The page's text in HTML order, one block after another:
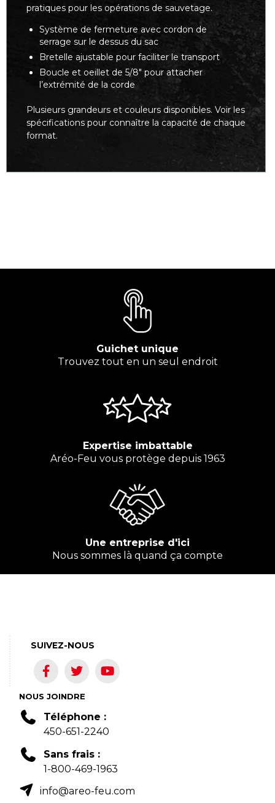
pratiques pour les opérations de sauvetage.
Système de fermeture avec cordon de
serrage sur le dessus du sac
Bretelle ajustable pour faciliter le transport
Boucle et oeillet de 5/8" pour attacher
l’extrémité de la corde
Plusieurs grandeurs et couleurs disponibles. Voir les
spécifications pour connaître la capacité de chaque
format.
Guichet unique
Trouvez tout en un seul endroit
Expertise imbattable
Aréo-Feu vous protège depuis 1963
Une entreprise d'ici
Nous sommes là quand ça compte
NOUS JOINDRE
Téléphone :
450-651-2240
Sans frais :
1-800-469-1963
info@areo-feu.com
SUIVEZ-NOUS